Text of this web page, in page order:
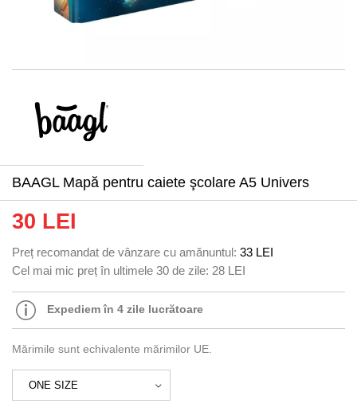
BAAGL Mapă pentru caiete şcolare A5 Univers
30 LEI
Preț recomandat de vânzare cu amănuntul: 33 LEI
Cel mai mic preț în ultimele 30 de zile: 28 LEI
Expediem în 4 zile lucrătoare
Mărimile sunt echivalente mărimilor UE.